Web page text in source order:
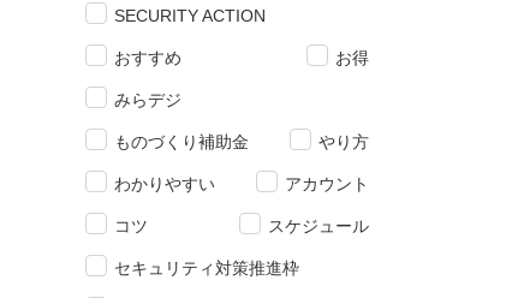
SECURITY ACTION
おすすめ お得
みらデジ
ものづくり補助金 やり方
わかりやすい アカウント
コツ スケジュール
セキュリティ対策推進枠